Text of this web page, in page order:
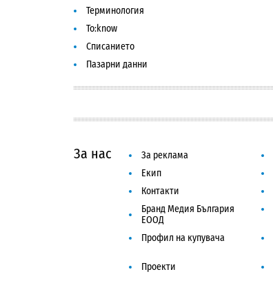
Терминология
To:know
Списанието
Пазарни данни
За нас За реклама
Екип
Контакти
Бранд Медия България
ЕООД
Профил на купувача
Проекти